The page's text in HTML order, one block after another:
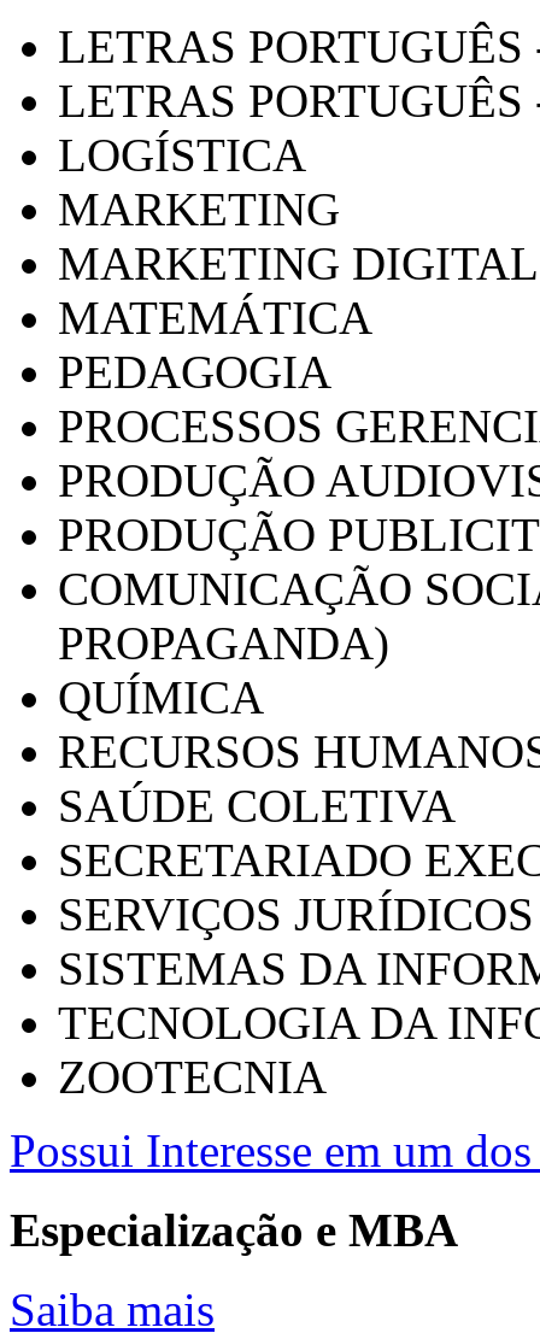
LETRAS
LETRAS PORTUGUÊS
LOGÍSTICA
MARKETING
MARKETING DIGITAL
MATEMÁTICA
PEDAGOGIA
PROCESSOS
PRODUÇÃO
PRODUÇÃO
COMUNICAÇÃO
PROPAGANDA)
QUÍMICA
RECURSOS
SAÚDE COLETIVA
SECRETARIADO
SERVIÇOS
SISTEMAS DA
TECNOLOGIA DA
ZOOTECNIA
Possui Interesse em um
Especialização e MBA
Saiba mais